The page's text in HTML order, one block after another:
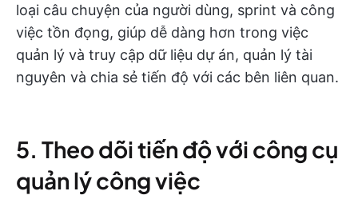
loại câu chuyện của người dùng, sprint và công
việc tồn đọng, giúp dễ dàng hơn trong việc
quản lý và truy cập dữ liệu dự án, quản lý tài
nguyên và chia sẻ tiến độ với các bên liên quan.
5. Theo dõi tiến độ với công cụ
quản lý công việc